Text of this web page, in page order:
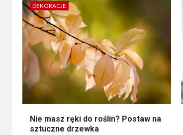
DEKORACJE
Nie masz ręki do roślin? Postaw na
sztuczne drzewka